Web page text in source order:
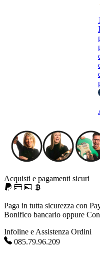
Acquisti e pagamenti sicuri
Paga in tutta sicurezza con
Bonifico bancario oppure
Infoline e Assistenza Ordini
085.79.96.209